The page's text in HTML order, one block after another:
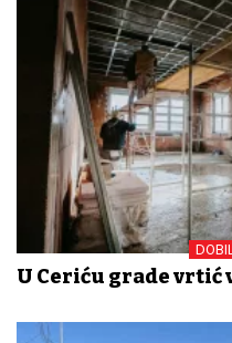
U Ceriću grade vrtić